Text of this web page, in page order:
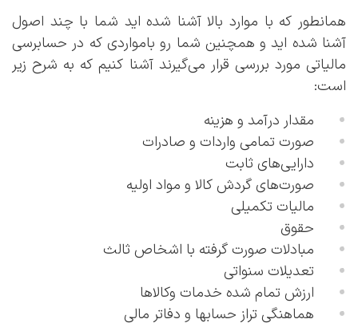
همانطور که با موارد بالا آشنا شده اید شما با چند اصول
آشنا شده اید و همچنین شما رو بامواردی که در حسابرسی
مالیاتی مورد بررسی قرار می‌‏گیرند آشنا کنیم که به شرح زیر
است:
مقدار درآمد و هزینه
صورت تمامی واردات و صادرات
دارایی‏‌های ثابت
صورت‏‌های گردش کالا و مواد اولیه
مالیات تکمیلی
حقوق
مبادلات صورت گرفته با اشخاص ثالث
تعدیلات سنواتی
ارزش تمام شده خدمات وکالا‏ها
هماهنگی تراز حساب‏ها و دفاتر مالی